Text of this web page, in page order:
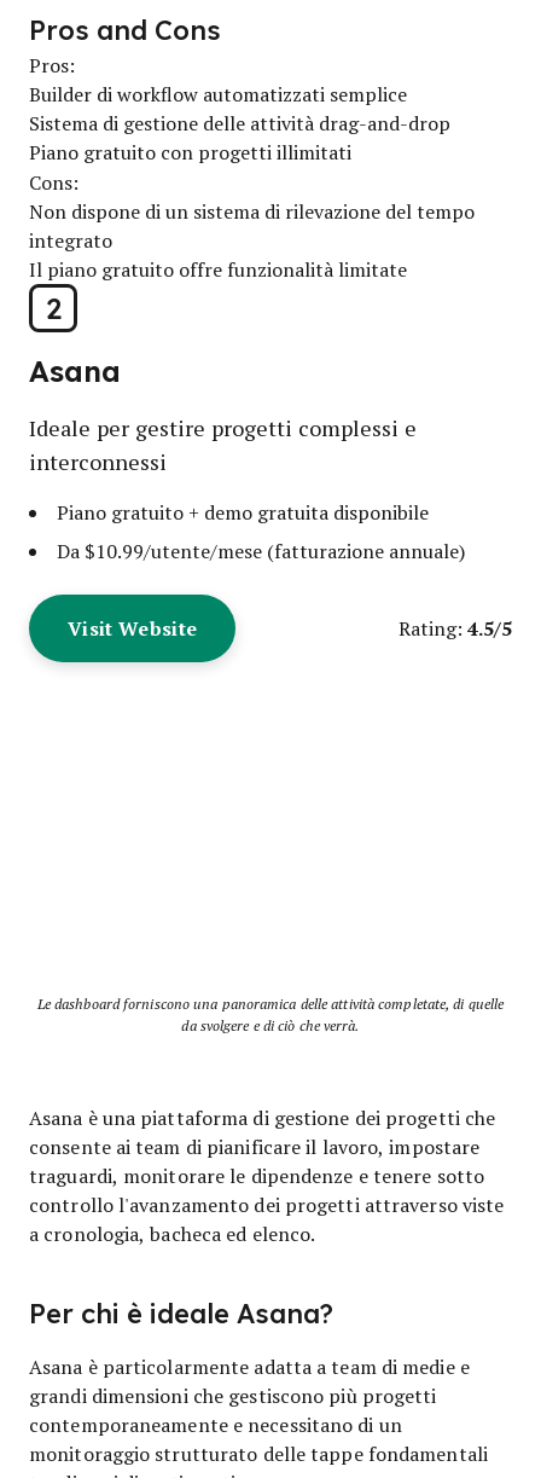
2
Asana
Ideale per gestire progetti complessi e
interconnessi
Piano gratuito + demo gratuita disponibile
Da $10.99/utente/mese (fatturazione annuale)
Visit Website Rating: 4.5/5
Le dashboard forniscono una panoramica delle attività completate, di quelle
da svolgere e di ciò che verrà.
Asana è una piattaforma di gestione dei progetti che
consente ai team di pianificare il lavoro, impostare
traguardi, monitorare le dipendenze e tenere sotto
controllo l'avanzamento dei progetti attraverso viste
a cronologia, bacheca ed elenco.
Per chi è ideale Asana?
Asana è particolarmente adatta a team di medie e
grandi dimensioni che gestiscono più progetti
contemporaneamente e necessitano di un
monitoraggio strutturato delle tappe fondamentali
Pros and Cons
Pros:
Builder di workflow automatizzati semplice
Sistema di gestione delle attività drag-and-drop
Piano gratuito con progetti illimitati
Cons:
Non dispone di un sistema di rilevazione del tempo
integrato
Il piano gratuito offre funzionalità limitate